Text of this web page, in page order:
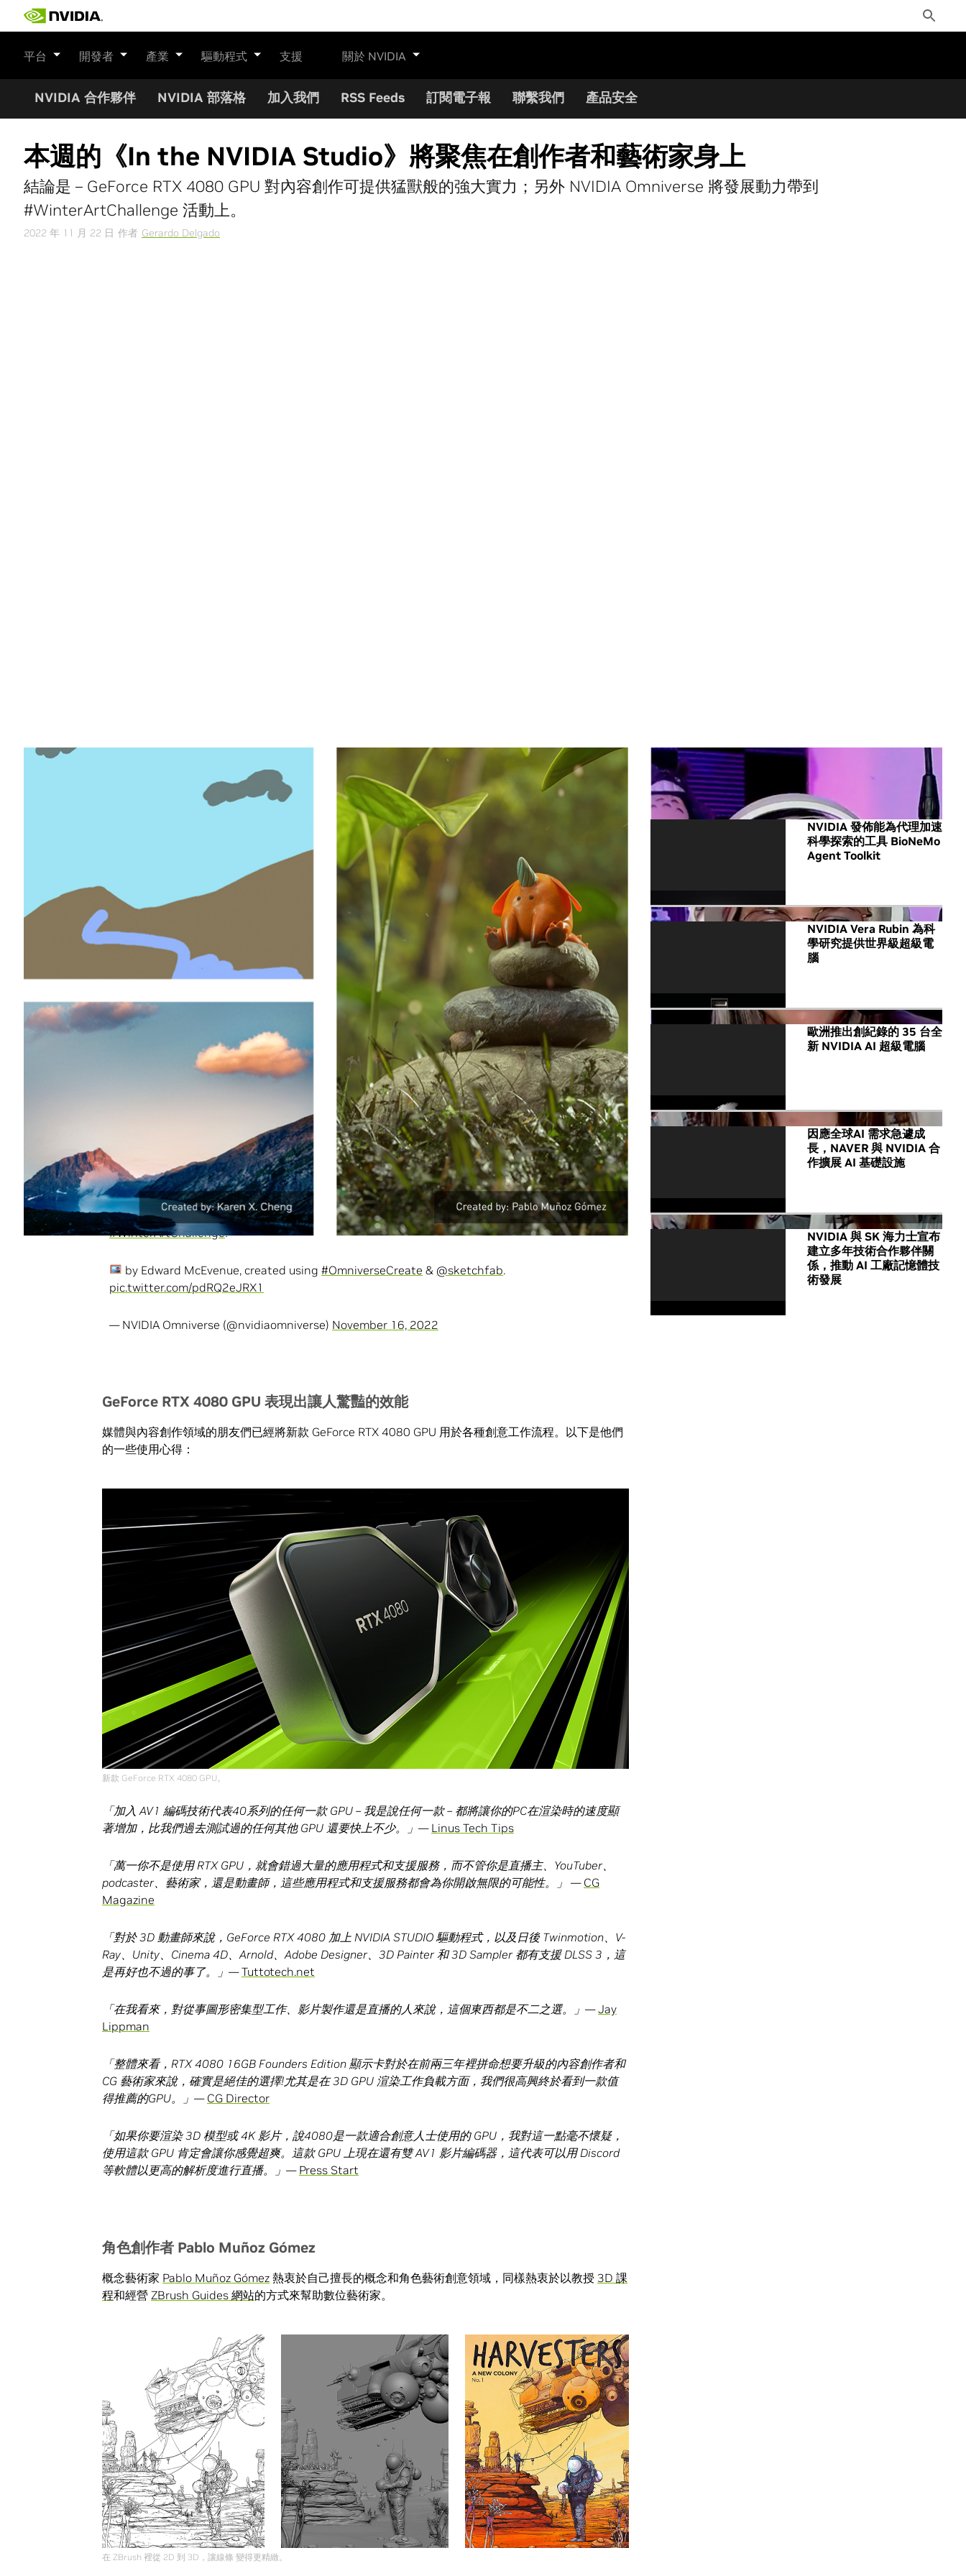
Toggle
Search
平台 開發者 產業 驅動程式 支援 關於 NVIDIA
NVIDIA 合作夥伴 NVIDIA 部落格 加入我們 RSS Feeds 訂閱電子報 聯繫我們 產品安全
本週的《In the NVIDIA Studio》將聚焦在創作者和藝術家身上
結論是 – GeForce RTX 4080 GPU 對內容創作可提供猛獸般的強大實力；另外 NVIDIA Omniverse 將發展動力帶到
#WinterArtChallenge 活動上。
2022 年 11 月 22 日 作者 Gerardo Delgado
》週刊系列，NVIDIA每週介紹一名精選特色藝術家、提供創意技
技術如何加速創意工作流程。
我們將在接下來的時間深入探索全新
的功能與特色、技術和資源，以及它們如何顯著加快創作內容的速度。
《In the NVIDIA Studio》的藝術家們激發了無數創作者的想像力，激勵他們懷揣更遠大的創作抱負，竭
盡所能完成最佳作品。
我們將在本週的文章中將展示這些藝術家的作品，他們擅長 3D 建模、人工智慧、影片剪輯和直播，還
GeForce RTX 40 系列 GPU 如何讓藝術家們更加輕鬆和高效地進行創作。
的鼎力支援 – 在這個生態系統中提供了創意應用程式最佳化項
目、專用NVIDIA Studio 驅動程式 及 NVIDIA AI 技術支援的應用程式。
NVIDIA Omniverse社群正與 NVIDIA Studio 合作舉辦 #WinterArtChallenge 活動。Omniverse
是一個 3D 設計協作和模擬平台，能夠讓藝術家將他們最愛使用的 3D 工具連接起來，創造出更流暢的工
作流程。11月30日週三（太平洋時區）上午11點，Omniverse 團隊將在Twitch平台進行直播，他們將
該活動加入你的行事曆。
Join us as we partner with@NVIDIAStudioon their#WinterArtChallenge.
Through the end of the year, share any winter themed art #MadeInOmniversewith us using
#WinterArtChallenge!
by Edward McEvenue, created using#OmniverseCreate & @sketchfab.
pic.twitter.com/pdRQ2eJRX1
— NVIDIA Omniverse (@nvidiaomniverse) November 16, 2022
GeForce RTX 4080 GPU 表現出讓人驚豔的效能
媒體與內容創作領域的朋友們已經將新款 GeForce RTX 4080 GPU 用於各種創意工作流程。以下是他們
的一些使用心得：
新款 GeForce RTX 4080 GPU。
「加入 AV1 編碼技術代表40系列的任何一款GPU – 我是說任何一款– 都將讓你的PC在渲染時的速度顯
著增加，比我們過去測試過的任何其他GPU 還要快上不少。」 — L inus Tech Tips
「萬一你不是使用RTX GPU ，就會錯過大量的應用程式和支援服務，而不管你是直播主、 YouTuber、
podcaster、藝術家，還是動畫師，這些應用程式和支援服務都會為你開啟無限的可能性。」 — CG
Magazine
「對於3D 動畫師來說， GeForce RTX 4080 加上 NVIDIA STUDIO 驅動程式，以及日後Twinmotion、 V-
Ray、 Unity、 Cinema 4D、 Arnold、 Adobe Designer、 3D Painter和3D Sampler 都有支援DLSS 3 ，這
是再好也不過的事了。」 —Tuttotech.net
「在我看來，對從事圖形密集型工作、影片製作還是直播的人來說，這個東西都是不二之選。」 —Jay
Lippman
「整體來看， RTX 4080 16GB Founders Edition 顯示卡對於在前兩三年裡拼命想要升級的內容創作者和
CG 藝術家來說，確實是絕佳的選擇!尤其是在3D GPU 渲染工作負載方面，我們很高興終於看到一款值
得推薦的GPU。」 — CG Director
「如果你要渲染3D 模型或4K 影片，說4080是一款適合創意人士使用的GPU ，我對這一點毫不懷疑，
使用這款GPU 肯定會讓你感覺超爽。這款GPU 上現在還有雙AV1 影片編碼器，這代表可以用Discord
等軟體以更高的解析度進行直播。」 — Press Start
角色創作者 Pablo Muñoz Gómez
概念藝術家 Pablo Muñoz Gómez 熱衷於自己擅長的概念和角色藝術創意領域，同樣熱衷於以教授 3D 課
程和經營 ZBrush Guides 網站的方式來幫助數位藝術家。
在 ZBrush 裡從 2D 到 3D，讓線條 變得更精緻。
All NVIDIA News
NVIDIA 發佈能為代理加速
科學探索的工具 BioNeMo
Agent Toolkit
NVIDIA Vera Rubin 為科
學研究提供世界級超級電
腦
歐洲推出創紀錄的 35 台全
新 NVIDIA AI 超級電腦
因應全球AI 需求急遽成
長，NAVER 與 NVIDIA 合
作擴展 AI 基礎設施
NVIDIA 與 SK 海力士宣布
建立多年技術合作夥伴關
係，推動 AI 工廠記憶體技
術發展